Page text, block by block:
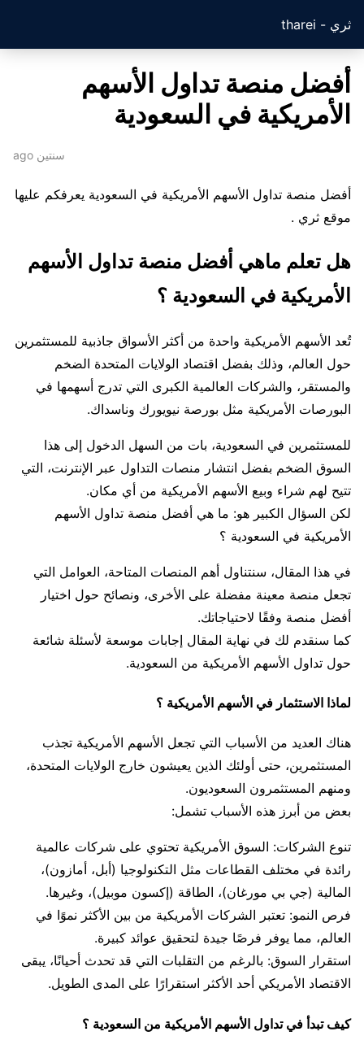
ثري - tharei
أفضل منصة تداول الأسهم
الأمريكية في السعودية
سنتين ago
أفضل منصة تداول الأسهم الأمريكية في السعودية يعرفكم عليها
موقع ثري .
هل تعلم ماهي أفضل منصة تداول الأسهم
الأمريكية في السعودية ؟
تُعد الأسهم الأمريكية واحدة من أكثر الأسواق جاذبية للمستثمرين
حول العالم، وذلك بفضل اقتصاد الولايات المتحدة الضخم
والمستقر، والشركات العالمية الكبرى التي تدرج أسهمها في
البورصات الأمريكية مثل بورصة نيويورك وناسداك.
للمستثمرين في السعودية، بات من السهل الدخول إلى هذا
السوق الضخم بفضل انتشار منصات التداول عبر الإنترنت، التي
تتيح لهم شراء وبيع الأسهم الأمريكية من أي مكان.
لكن السؤال الكبير هو: ما هي أفضل منصة تداول الأسهم
الأمريكية في السعودية ؟
في هذا المقال، سنتناول أهم المنصات المتاحة، العوامل التي
تجعل منصة معينة مفضلة على الأخرى، ونصائح حول اختيار
أفضل منصة وفقًا لاحتياجاتك.
كما سنقدم لك في نهاية المقال إجابات موسعة لأسئلة شائعة
حول تداول الأسهم الأمريكية من السعودية.
لماذا الاستثمار في الأسهم الأمريكية ؟
هناك العديد من الأسباب التي تجعل الأسهم الأمريكية تجذب
المستثمرين، حتى أولئك الذين يعيشون خارج الولايات المتحدة،
ومنهم المستثمرون السعوديون.
بعض من أبرز هذه الأسباب تشمل:
تنوع الشركات: السوق الأمريكية تحتوي على شركات عالمية
رائدة في مختلف القطاعات مثل التكنولوجيا (أبل، أمازون)،
المالية (جي بي مورغان)، الطاقة (إكسون موبيل)، وغيرها.
فرص النمو: تعتبر الشركات الأمريكية من بين الأكثر نموًا في
العالم، مما يوفر فرصًا جيدة لتحقيق عوائد كبيرة.
استقرار السوق: بالرغم من التقلبات التي قد تحدث أحيانًا، يبقى
الاقتصاد الأمريكي أحد الأكثر استقرارًا على المدى الطويل.
كيف تبدأ في تداول الأسهم الأمريكية من السعودية ؟